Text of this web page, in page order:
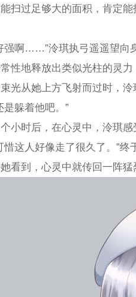
扫过足够大的面积，肯定能
强啊……”泠琪执弓遥遥望向
性地释放出类似光柱的灵
光从她上方飞射而过时，
是躲着他吧。”
小时后，在心灵中，泠琪感
惜这人好像走了很久了。”
看到，心灵中就传回一阵猛